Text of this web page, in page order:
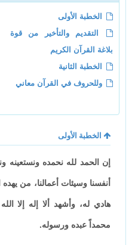
الخطبة الأولى
التقديم والتأخير من قوة
بلاغة القرآن الكريم
الخطبة الثانية
وللحروف في القرآن معاني
الخطبة الأولى
إن الحمد لله نحمده ونستعينه
أنفسنا وسيئات أعمالنا، من
هادي له، وأشهد ألا إله إلا
محمداً عبده ورسوله.